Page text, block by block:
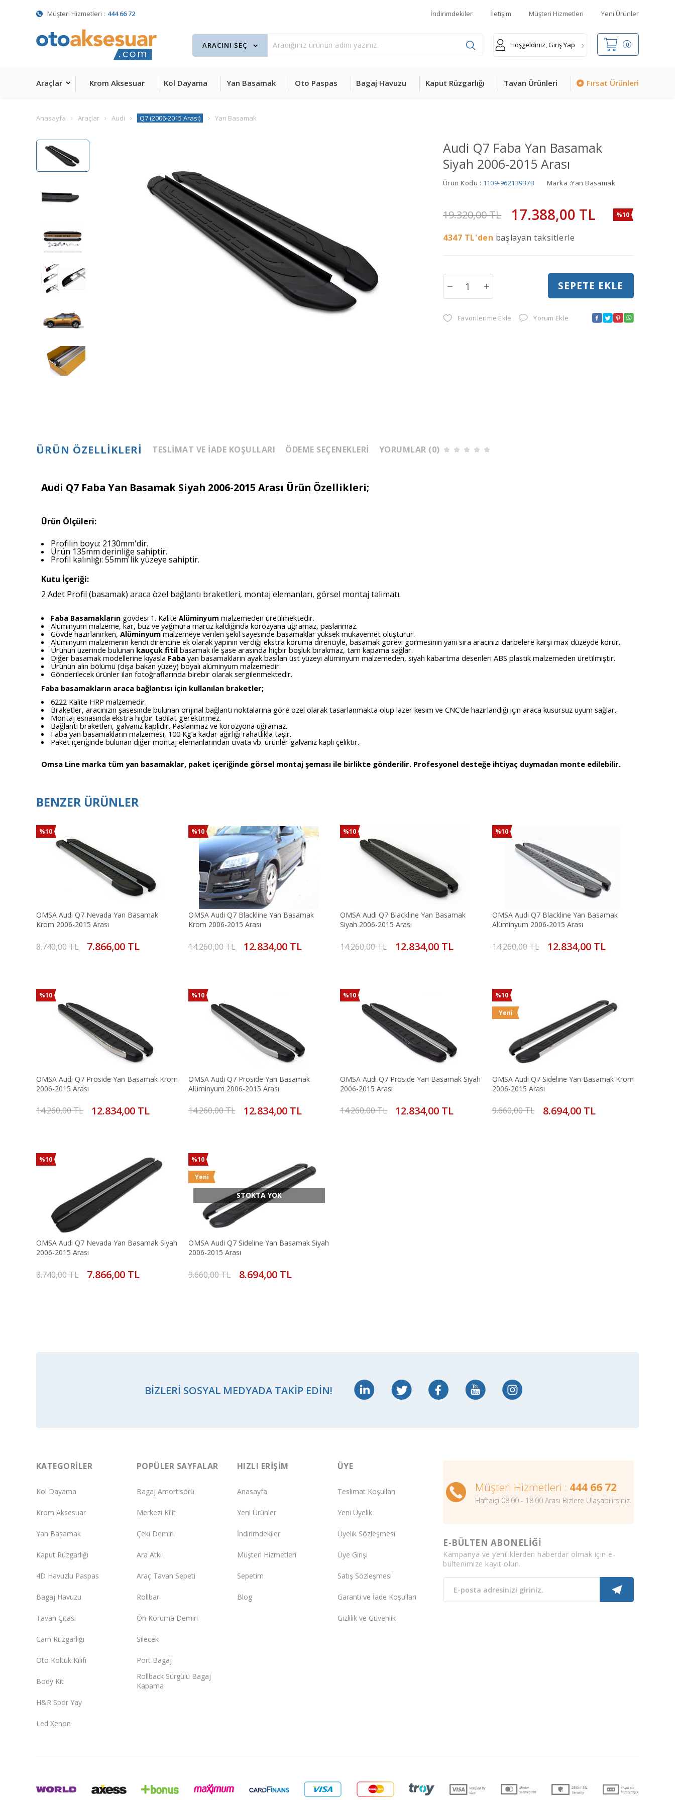
Müşteri Hizmetleri : 444 66 72 İndirimdekiler İletişim Müşteri Hizmetleri Yeni Ürünler
0
Hoşgeldiniz, Giriş Yap
Araçlar Krom Aksesuar Kol Dayama Yan Basamak Oto Paspas Bagaj Havuzu Kaput Rüzgarlığı Tavan Ürünleri Fırsat Ürünleri
Anasayfa Araçlar Audi Q7 (2006-2015 Arası) Yan Basamak
Audi Q7 Faba Yan Basamak
Siyah 2006-2015 Arası
Ürün Kodu : 1109-96213937B Marka :Yan Basamak
19.320,00TL 17.388,00 TL %10
4347 TL'den başlayan taksitlerle
SEPETE EKLE
Favorilerime Ekle Yorum Ekle
ÜRÜN ÖZELLIKLERI TESLIMAT VE İADE KOŞULLARI ÖDEME SEÇENEKLERI YORUMLAR (0)
Audi Q7 Faba Yan Basamak Siyah 2006-2015 Arası Ürün Özellikleri;
Ürün Ölçüleri:
Profilin boyu: 2130mm'dir.
Ürün 135mm derinliğe sahiptir.
Profil kalınlığı: 55mm'lik yüzeye sahiptir.
Kutu İçeriği:
2 Adet Profil (basamak) araca özel bağlantı braketleri, montaj elemanları, görsel montaj talimatı.
Faba Basamakların gövdesi 1. Kalite Alüminyum malzemeden üretilmektedir.
Alüminyum malzeme, kar, buz ve yağmura maruz kaldığında korozyana uğramaz, paslanmaz.
Gövde hazırlanırken, Alüminyummalzemeye verilen şekil sayesinde basamaklar yüksek mukavemet oluşturur.
Alüminyum malzemenin kendi direncine ek olarak yapının verdiği ekstra koruma direnciyle, basamak görevi görmesinin yanı sıra aracınızı darbelere karşı max düzeyde korur.
Ürünün üzerinde bulunan kauçuk fitil basamak ile şase arasında hiçbir boşluk bırakmaz, tam kapama sağlar.
Diğer basamak modellerine kıyasla Faba yan basamakların ayak basılan üst yüzeyi alüminyum malzemeden, siyah kabartma desenleri ABS plastik malzemeden üretilmiştir.
Ürünün alın bölümü (dışa bakan yüzey) boyalı alüminyum malzemedir.
Gönderilecek ürünler ilan fotoğraflarında birebir olarak sergilenmektedir.
Faba basamakların araca bağlantısı için kullanılan braketler;
6222 Kalite HRP malzemedir.
Braketler, aracınızın şasesinde bulunan orijinal bağlantı noktalarına göre özel olarak tasarlanmakta olup lazer kesim ve CNC’de hazırlandığı için araca kusursuz uyum sağlar.
Montaj esnasında ekstra hiçbir tadilat gerektirmez.
Bağlantı braketleri, galvaniz kaplıdır. Paslanmaz ve korozyona uğramaz.
Faba yan basamakların malzemesi, 100 Kg’a kadar ağırlığı rahatlıkla taşır.
Paket içeriğinde bulunan diğer montaj elemanlarından civata vb. ürünler galvaniz kaplı çeliktir.
Omsa Line marka tüm yan basamaklar, paket içeriğinde görsel montaj şeması ile birlikte gönderilir. Profesyonel desteğe ihtiyaç duymadan monte edilebilir.
BENZER ÜRÜNLER
%10
OMSA Audi Q7 Nevada Yan Basamak
Krom 2006-2015 Arası
8.740,00 TL 7.866,00 TL
%10
OMSA Audi Q7 Blackline Yan Basamak
Krom 2006-2015 Arası
14.260,00 TL 12.834,00 TL
%10
OMSA Audi Q7 Blackline Yan Basamak
Siyah 2006-2015 Arası
14.260,00 TL 12.834,00 TL
%10
OMSA Audi Q7 Blackline Yan Basamak
Alüminyum 2006-2015 Arası
14.260,00 TL 12.834,00 TL
%10
OMSA Audi Q7 Proside Yan Basamak Krom
2006-2015 Arası
14.260,00 TL 12.834,00 TL
%10
OMSA Audi Q7 Proside Yan Basamak
Alüminyum 2006-2015 Arası
14.260,00 TL 12.834,00 TL
%10
OMSA Audi Q7 Proside Yan Basamak Siyah
2006-2015 Arası
14.260,00 TL 12.834,00 TL
%10
Yeni
OMSA Audi Q7 Sideline Yan Basamak Krom
2006-2015 Arası
9.660,00 TL 8.694,00 TL
%10
OMSA Audi Q7 Nevada Yan Basamak Siyah
2006-2015 Arası
8.740,00 TL 7.866,00 TL
%10
Yeni
STOKTA YOK
OMSA Audi Q7 Sideline Yan Basamak Siyah
2006-2015 Arası
9.660,00 TL 8.694,00 TL
BIZLERI SOSYAL MEDYADA TAKIP EDIN!
KATEGORILER
Kol Dayama
Krom Aksesuar
Yan Basamak
Kaput Rüzgarlığı
4D Havuzlu Paspas
Bagaj Havuzu
Tavan Çıtası
Cam Rüzgarlığı
Oto Koltuk Kılıfı
Body Kit
H&R Spor Yay
Led Xenon
POPÜLER SAYFALAR
Bagaj Amortisörü
Merkezi Kilit
Çeki Demiri
Ara Atkı
Araç Tavan Sepeti
Rollbar
Ön Koruma Demiri
Silecek
Port Bagaj
Rollback Sürgülü Bagaj
Kapama
HIZLI ERIŞIM
Anasayfa
Yeni Ürünler
İndirimdekiler
Müşteri Hizmetleri
Sepetim
Blog
ÜYE
Teslimat Koşulları
Yeni Üyelik
Üyelik Sözleşmesi
Üye Girişi
Satış Sözleşmesi
Garanti ve İade Koşulları
Gizlilik ve Güvenlik
Müşteri Hizmetleri : 444 66 72
Haftaiçi 08.00 - 18.00 Arası Bizlere Ulaşabilirsiniz.
E-BÜLTEN ABONELİĞİ
Kampanya ve yeniliklerden haberdar olmak için e-
bültenimize kayıt olun.